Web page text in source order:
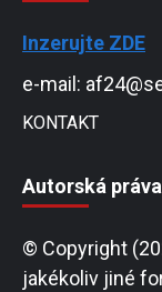
Inzerujte ZDE
e-mail:
KONTAKT
Autorská práva
© Copyright
jakékoliv jiné